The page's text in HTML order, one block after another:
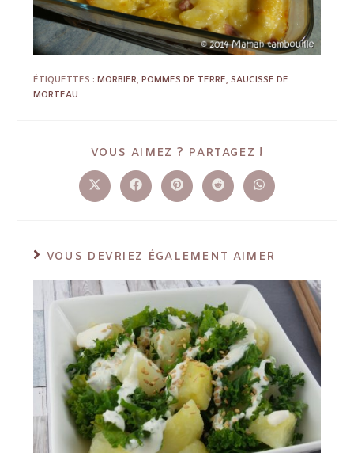
ÉTIQUETTES :MORBIER, POMMES DE TERRE, SAUCISSE DE
MORTEAU
VOUS AIMEZ ? PARTAGEZ !
VOUS DEVRIEZ ÉGALEMENT AIMER